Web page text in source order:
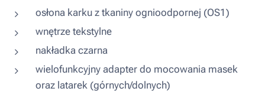
osłona karku z tkaniny ognioodpornej (OS1)
wnętrze tekstylne
nakładka czarna
wielofunkcyjny adapter do mocowania masek
oraz latarek (górnych/dolnych)